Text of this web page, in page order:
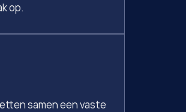
op.
samen een vaste